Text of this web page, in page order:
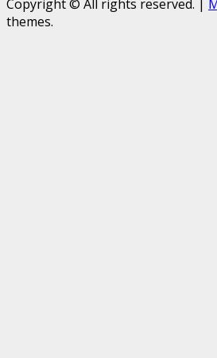
Copyright © All rights reserved. |
themes.